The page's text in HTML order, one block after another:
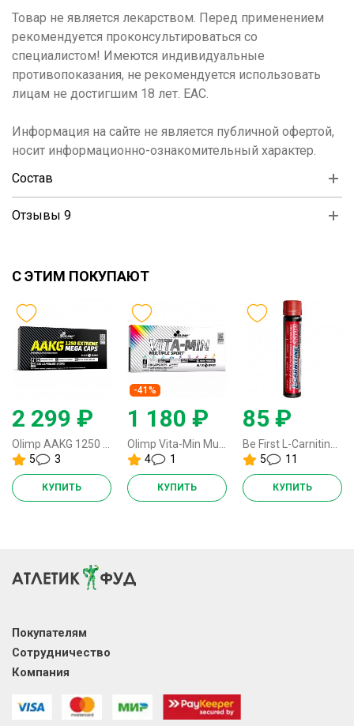
Товар не является лекарством. Перед применением
рекомендуется проконсультироваться со
специалистом! Имеются индивидуальные
противопоказания, не рекомендуется использовать
лицам не достигшим 18 лет. ЕАС.
Информация на сайте не является публичной офертой,
носит информационно-ознакомительный характер.
Состав
Отзывы 9
С ЭТИМ ПОКУПАЮТ
2 299 ₽
5
3
КУПИТЬ
-41%
1 180 ₽
4
1
КУПИТЬ
85 ₽
5
11
КУПИТЬ
Покупателям
Сотрудничество
Компания